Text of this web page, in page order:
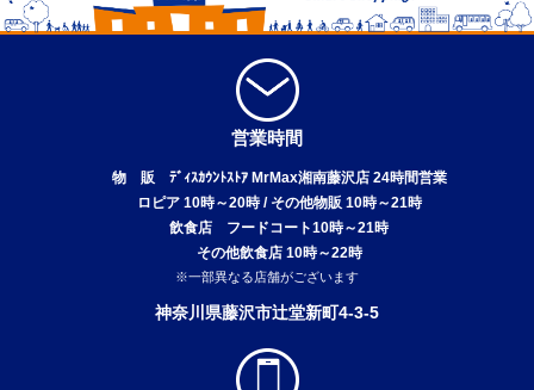
営業時間
物 販 ﾃﾞｨｽｶｳﾝﾄｽﾄｱ MrMax湘南藤沢店 24時間営業
ロピア 10時～20時 / その他物販 10時～21時
飲食店 フードコート10時～21時
その他飲食店 10時～22時
※一部異なる店舗がございます
神奈川県藤沢市辻堂新町4-3-5